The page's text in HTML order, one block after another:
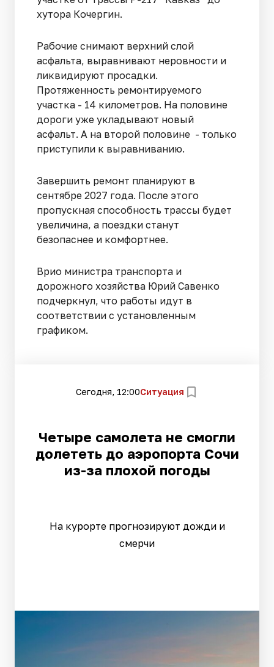
хутора Кочергин.
Рабочие снимают верхний слой
асфальта, выравнивают неровности и
ликвидируют просадки.
Протяженность ремонтируемого
участка - 14 километров. На половине
дороги уже укладывают новый
асфальт. А на второй половине - только
приступили к выравниванию.
Завершить ремонт планируют в
сентябре 2027 года. После этого
пропускная способность трассы будет
увеличина, а поездки станут
безопаснее и комфортнее.
Врио министра транспорта и
дорожного хозяйства Юрий Савенко
подчеркнул, что работы идут в
соответствии с установленным
графиком.
Сегодня, 12:00Ситуация
Четыре самолета не смогли
долететь до аэропорта Сочи
из-за плохой погоды
На курорте прогнозируют дожди и
смерчи